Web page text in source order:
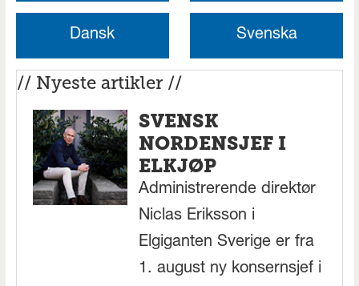
Dansk Svenska
// Nyeste artikler //
SVENSK
NORDENSJEF I
ELKJØP
Administrerende direktør
Niclas Eriksson i
Elgiganten Sverige er fra
1. august ny konsernsjef i